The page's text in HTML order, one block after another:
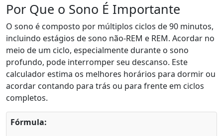
Por Que o Sono É Importante
O sono é composto por múltiplos ciclos de 90 minutos,
incluindo estágios de sono não-REM e REM. Acordar no
meio de um ciclo, especialmente durante o sono
profundo, pode interromper seu descanso. Este
calculador estima os melhores horários para dormir ou
acordar contando para trás ou para frente em ciclos
completos.
Fórmula: